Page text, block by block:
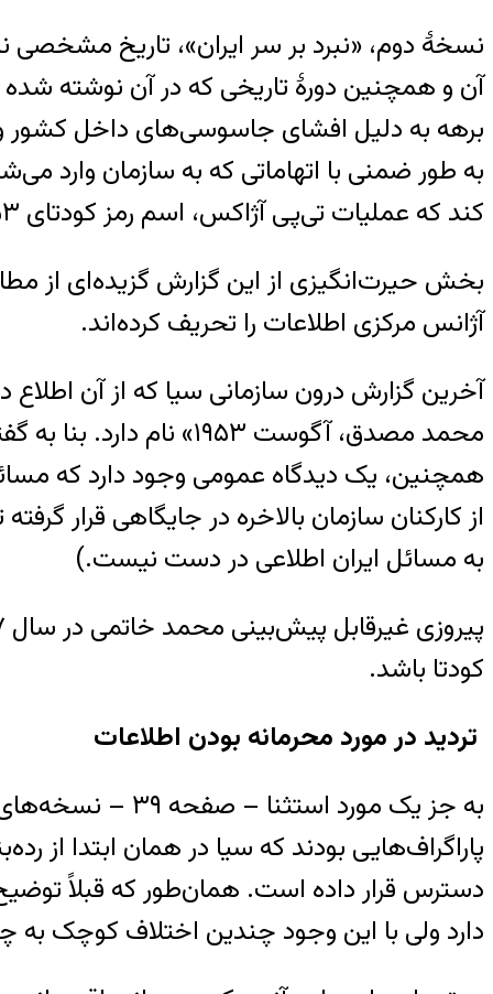
آن و همچنین دورهٔ تاریخی که در آن نوشته
برهه به دلیل افشای جاسوسی‌های داخل کشور و
به طور ضمنی با اتهاماتی که به سازمان
کند که عملیات تی‌پی ‌آژاکس، اسم رمز کودتای ۱۹۵۳، «توسط بالاترین رده‌های دولت برنامه‌ریزی و تصویب شده است».
بخش حیرت‌انگیزی از این گزارش گزیده‌ای از
آژانس مرکزی اطلاعات را تحریف کرده‌اند.
محمد مصدق، آگوست
همچنین، یک دیدگاه عمومی وجود دارد که
از کارکنان سازمان بالاخره در جایگاهی قرار
به مسائل ایران اطلاعی در دست نیست.)
کودتا باشد.
تردید در مورد محرمانه بودن اطلاعات
به جز یک مورد
پاراگراف‌هایی بودند که سیا در همان ابتدا
دارد ولی با این وجود چندین اختلاف کوچک